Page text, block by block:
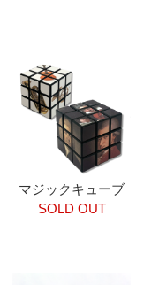
マジックキューブ
SOLD OUT